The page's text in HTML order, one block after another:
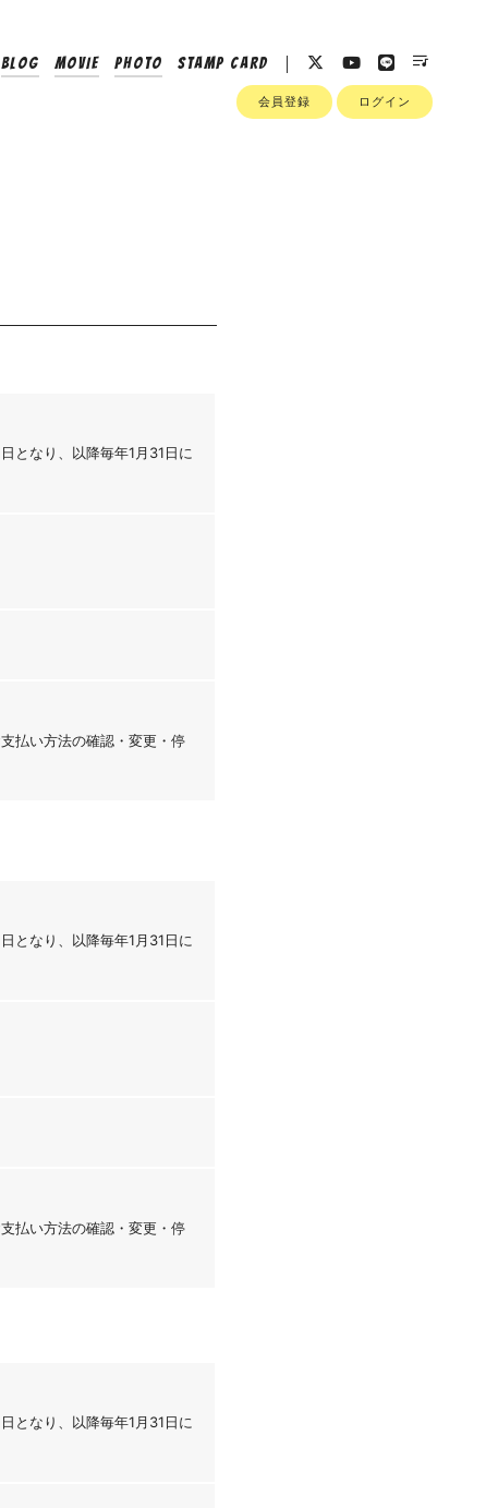
BLOG MOVIE PHOTO STAMP CARD
会員登録 ログイン
となり、以降毎年1月31日に
払い方法の確認・変更・停
となり、以降毎年1月31日に
払い方法の確認・変更・停
となり、以降毎年1月31日に